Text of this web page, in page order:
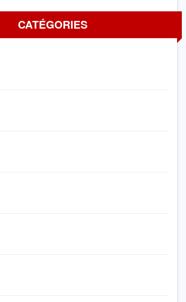
CATÉGORIES